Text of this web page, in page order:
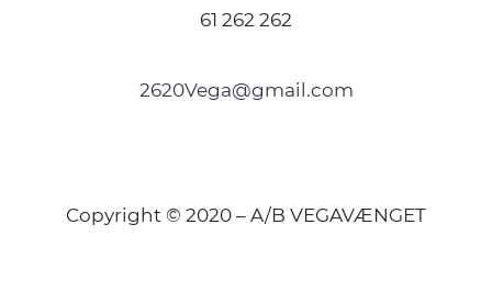
61 262 262
2620Vega@gmail.com
Copyright © 2020 – A/B VEGAVÆNGET